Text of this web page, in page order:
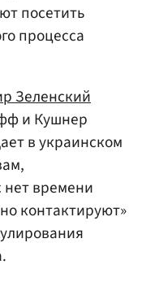
посетить
процесса
Зеленский
и Кушнер
в украинском
нет времени
контактируют»